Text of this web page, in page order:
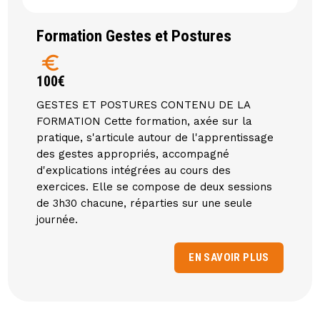
Formation Gestes et Postures
euro
100€
GESTES ET POSTURES CONTENU DE LA
FORMATION Cette formation, axée sur la
pratique, s'articule autour de l'apprentissage
des gestes appropriés, accompagné
d'explications intégrées au cours des
exercices. Elle se compose de deux sessions
de 3h30 chacune, réparties sur une seule
journée.
EN SAVOIR PLUS